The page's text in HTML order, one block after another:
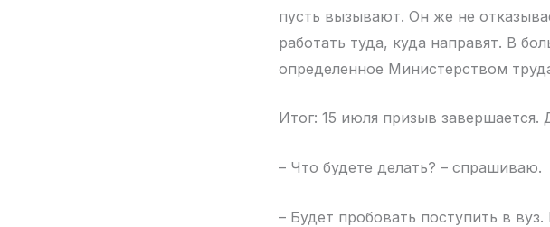
пусть вызывают. Он же не
работать туда, куда направят. В
определенное Министерством
Итог: 15 июля призыв завершается.
– Что будете делать? – спрашиваю.
– Будет пробовать поступить в